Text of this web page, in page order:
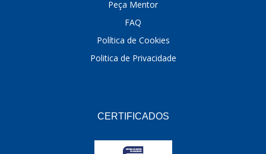
Peça Mentor
FAQ
Política de Cookies
Politica de Privacidade
CERTIFICADOS